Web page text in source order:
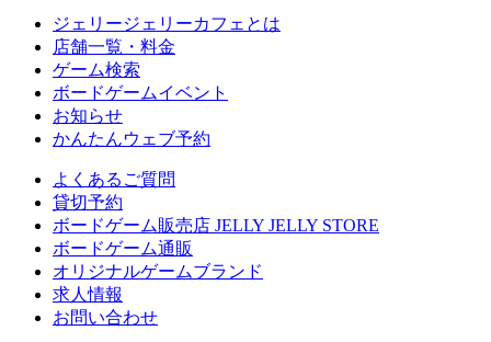
ジェリージェリーカフェとは
店舗一覧・料金
ゲーム検索
ボードゲームイベント
お知らせ
かんたんウェブ予約
よくあるご質問
貸切予約
ボードゲーム販売店 JELLY JELLY STORE
ボードゲーム通販
オリジナルゲームブランド
求人情報
お問い合わせ